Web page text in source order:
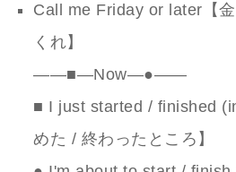
Call me Friday or later【
くれ】
——■—Now—●——
■ I just started / finished
めた / 終わったところ】